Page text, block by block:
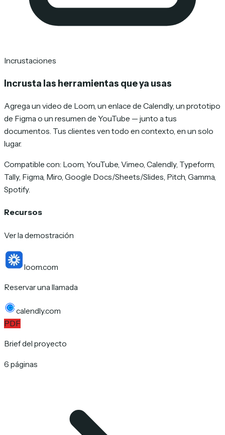
Incrustaciones
Incrusta las herramientas que ya usas
Agrega un video de Loom, un enlace de Calendly, un prototipo
de Figma o un resumen de YouTube — junto a tus
documentos. Tus clientes ven todo en contexto, en un solo
lugar.
Compatible con: Loom, YouTube, Vimeo, Calendly, Typeform,
Tally, Figma, Miro, Google Docs/Sheets/Slides, Pitch, Gamma,
Spotify.
Recursos
Ver la demostración
loom.com
Reservar una llamada
calendly.com
PDF
Brief del proyecto
6 páginas